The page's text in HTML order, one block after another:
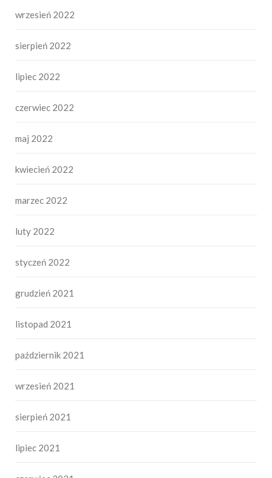
wrzesień 2022
sierpień 2022
lipiec 2022
czerwiec 2022
maj 2022
kwiecień 2022
marzec 2022
luty 2022
styczeń 2022
grudzień 2021
listopad 2021
październik 2021
wrzesień 2021
sierpień 2021
lipiec 2021